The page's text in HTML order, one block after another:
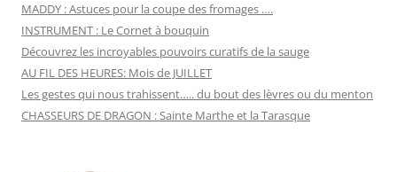
MADDY : Astuces pour la coupe des fromages ….
INSTRUMENT : Le Cornet à bouquin
Découvrez les incroyables pouvoirs curatifs de la sauge
AU FIL DES HEURES: Mois de JUILLET
Les gestes qui nous trahissent….. du bout des lèvres ou du menton
CHASSEURS DE DRAGON : Sainte Marthe et la Tarasque